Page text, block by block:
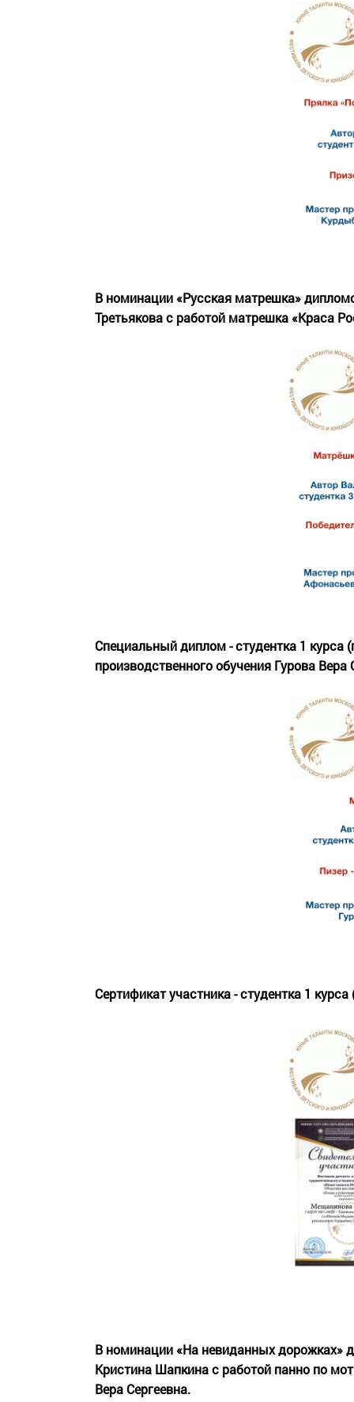
В номинации «Русская матрешка»
Третьякова с работой матрешка «Краса
Специальный диплом - студентка 1 курса
производственного обучения Гурова Вера
Сертификат участника - студентка 1
В номинации «На невиданных дорожках»
Кристина Шапкина с работой панно по
Вера Сергеевна.